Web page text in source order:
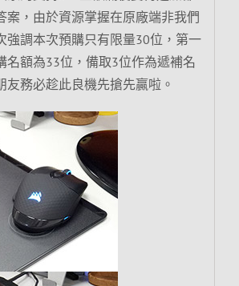
案，由於資源掌握在原廠端非我們
強調本次預購只有限量30位，第一
名額為33位，備取3位作為遞補名
友務必趁此良機先搶先贏啦。